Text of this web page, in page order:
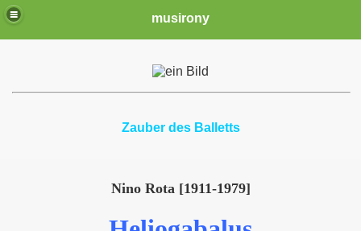
musirony
Zauber des Balletts
Nino Rota [1911-1979]